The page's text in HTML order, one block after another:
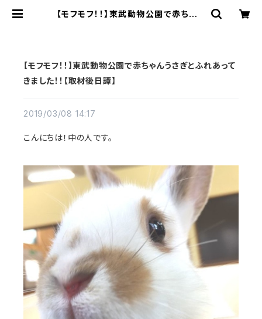
【モフモフ！！】東武動物公園で赤ちゃん
【モフモフ！！】東武動物公園で赤ちゃんうさぎとふれあって
きました！！【取材後日譚】
2019/03/08 14:17
こんにちは！中の人です。